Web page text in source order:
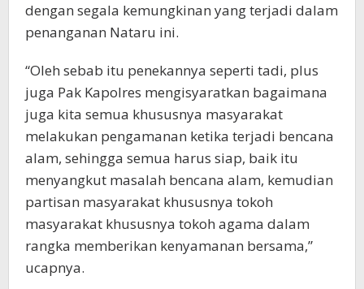
dengan segala kemungkinan yang terjadi dalam
penanganan Nataru ini.
“Oleh sebab itu penekannya seperti tadi, plus
juga Pak Kapolres mengisyaratkan bagaimana
juga kita semua khususnya masyarakat
melakukan pengamanan ketika terjadi bencana
alam, sehingga semua harus siap, baik itu
menyangkut masalah bencana alam, kemudian
partisan masyarakat khususnya tokoh
masyarakat khususnya tokoh agama dalam
rangka memberikan kenyamanan bersama,”
ucapnya.